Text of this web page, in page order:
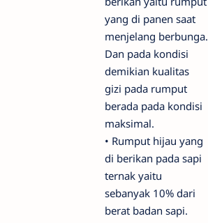
yang di panen saat
menjelang berbunga.
Dan pada kondisi
demikian kualitas
gizi pada rumput
berada pada kondisi
maksimal.
• Rumput hijau yang
di berikan pada sapi
ternak yaitu
sebanyak 10% dari
berat badan sapi.